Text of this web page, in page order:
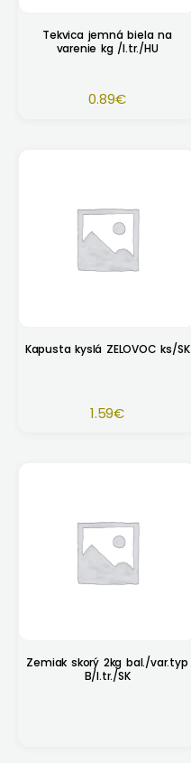
Tekvica jemná biela na
varenie kg /I.tr./HU
0.89€
Kapusta kyslá ZELOVOC ks/SK
1.59€
Zemiak skorý 2kg bal./var.typ
B/I.tr./SK